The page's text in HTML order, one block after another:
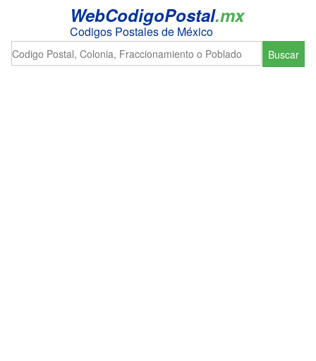
WebCodigoPostal.mx
Codigos Postales de México
Buscar